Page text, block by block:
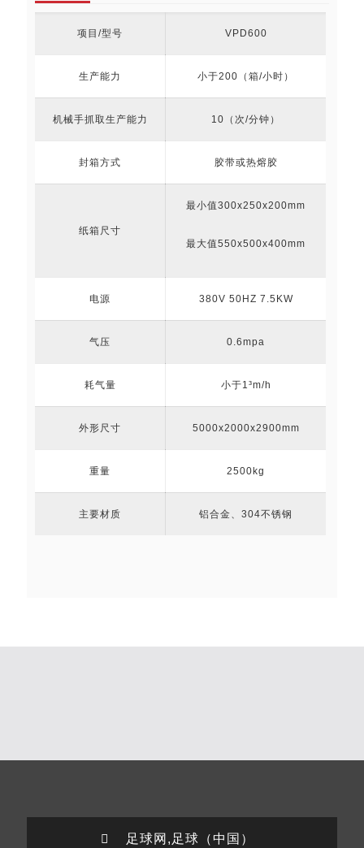
项目/型号 VPD600
生产能力 小于200（箱/小时）
机械手抓取生产能力 10（次/分钟）
封箱方式 胶带或热熔胶
纸箱尺寸
最小值300x250x200mm
最大值550x500x400mm
电源 380V 50HZ 7.5KW
气压 0.6mpa
耗气量 小于1³m/h
外形尺寸 5000x2000x2900mm
重量 2500kg
主要材质 铝合金、304不锈钢
足球网,足球（中国）